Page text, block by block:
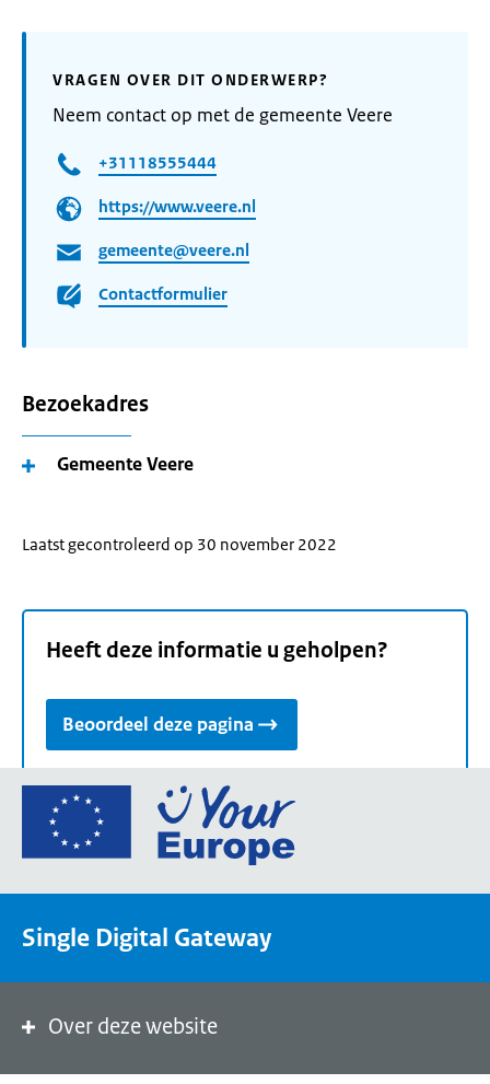
VRAGEN OVER DIT ONDERWERP?
Neem contact op met de gemeente Veere
+31118555444
https://www.veere.nl
gemeente@veere.nl
Contactformulier
Bezoekadres
Gemeente Veere
Laatst gecontroleerd op 30 november 2022
Heeft deze informatie u geholpen?
Beoordeel deze pagina
Ga
de
een
de
Single Digital Gateway
Over deze website